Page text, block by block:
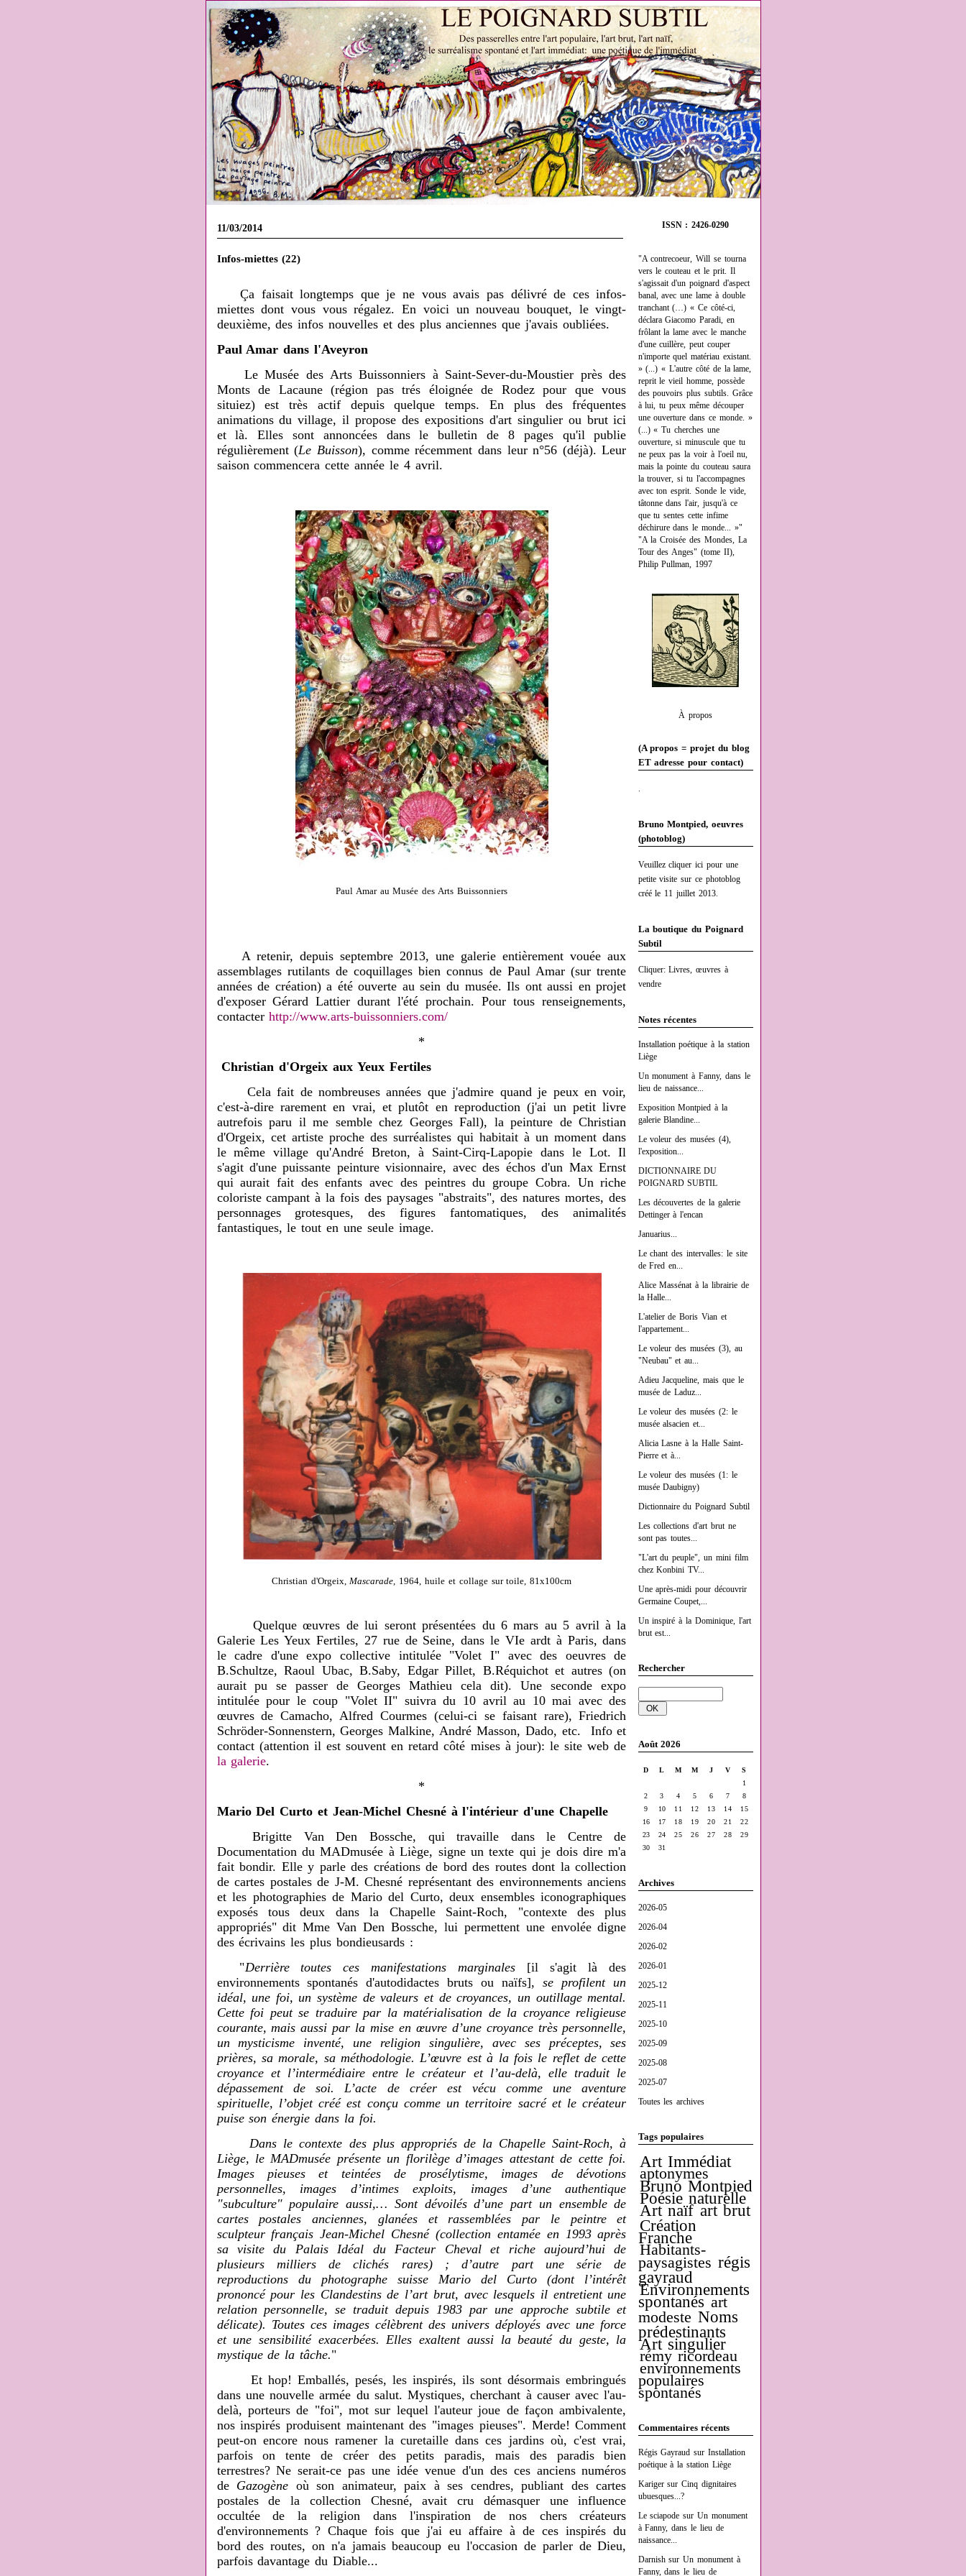
ISSN : 2426-0290
"A contrecoeur, Will se tourna
vers le couteau et le prit. Il
s'agissait d'un poignard d'aspect
banal, avec une lame à double
tranchant (…) « Ce côté-ci,
déclara Giacomo Paradi, en
frôlant la lame avec le manche
d'une cuillère, peut couper
n'importe quel matériau existant.
» (...) « L'autre côté de la lame,
reprit le vieil homme, possède
des pouvoirs plus subtils. Grâce
à lui, tu peux même découper
une ouverture dans ce monde. »
(...) « Tu cherches une
ouverture, si minuscule que tu
ne peux pas la voir à l'oeil nu,
mais la pointe du couteau saura
la trouver, si tu l'accompagnes
avec ton esprit. Sonde le vide,
tâtonne dans l'air, jusqu'à ce
que tu sentes cette infime
déchirure dans le monde... »"
"A la Croisée des Mondes, La
Tour des Anges" (tome II),
Philip Pullman, 1997
À propos
(A propos = projet du blog
ET adresse pour contact)
.
Bruno Montpied, oeuvres
(photoblog)
Veuillez cliquer ici pour une
petite visite sur ce photoblog
créé le 11 juillet 2013.
La boutique du Poignard
Subtil
Cliquer: Livres, œuvres à
vendre
Notes récentes
Installation poétique à la station
Liège
Un monument à Fanny, dans le
lieu de naissance...
Exposition Montpied à la
galerie Blandine...
Le voleur des musées (4),
l'exposition...
DICTIONNAIRE DU
POIGNARD SUBTIL
Les découvertes de la galerie
Dettinger à l'encan
Januarius...
Le chant des intervalles: le site
de Fred en...
Alice Massénat à la librairie de
la Halle...
L'atelier de Boris Vian et
l'appartement...
Le voleur des musées (3), au
"Neubau" et au...
Adieu Jacqueline, mais que le
musée de Laduz...
Le voleur des musées (2: le
musée alsacien et...
Alicia Lasne à la Halle Saint-
Pierre et à...
Le voleur des musées (1: le
musée Daubigny)
Dictionnaire du Poignard Subtil
Les collections d'art brut ne
sont pas toutes...
"L'art du peuple", un mini film
chez Konbini TV...
Une après-midi pour découvrir
Germaine Coupet,...
Un inspiré à la Dominique, l'art
brut est...
Rechercher
Août 2026
D L M M J V
S
1
2
3 4 5 6 7
8
9
10 11 12 13 14
15
16
17 18 19 20 21
22
23
24 25 26 27 28
29
30
31
Archives
2026-05
2026-04
2026-02
2026-01
2025-12
2025-11
2025-10
2025-09
2025-08
2025-07
Toutes les archives
Tags populaires
Art Immédiat
aptonymes
Bruno Montpied
Poésie naturelle
Art naïf art brut
Création
Franche
Habitants-
paysagistes régis
gayraud
Environnements
spontanés art
modeste Noms
prédestinants
Art singulier
rémy ricordeau
environnements
populaires
spontanés
Commentaires récents
Régis Gayraud surInstallation
poétique à la station Liège
KarigersurCinq dignitaires
ubuesques...?
Le sciapode surUn monument
à Fanny, dans le lieu de
naissance...
DarnishsurUn monument à
Fanny, dans le lieu de
11/03/2014
Infos-miettes (22)
Ça faisait longtemps que je ne vous avais pas délivré de ces infos-
miettes dont vous vous régalez. En voici un nouveau bouquet, le vingt-
deuxième, des infos nouvelles et des plus anciennes que j'avais oubliées.
Paul Amar dans l'Aveyron
Le Musée des Arts Buissonniers à Saint-Sever-du-Moustier près des
Monts de Lacaune (région pas trés éloignée de Rodez pour que vous
situiez) est très actif depuis quelque temps. En plus des fréquentes
animations du village, il propose des expositions d'art singulier ou brut ici
et là. Elles sont annoncées dans le bulletin de 8 pages qu'il publie
régulièrement (Le Buisson), comme récemment dans leur n°56 (déjà). Leur
saison commencera cette année le 4 avril.
Paul Amar au Musée des Arts Buissonniers
A retenir, depuis septembre 2013, une galerie entièrement vouée aux
assemblages rutilants de coquillages bien connus de Paul Amar (sur trente
années de création) a été ouverte au sein du musée. Ils ont aussi en projet
d'exposer Gérard Lattier durant l'été prochain. Pour tous renseignements,
contacterhttp://www.arts-buissonniers.com/
*
Christian d'Orgeix aux Yeux Fertiles
Cela fait de nombreuses années que j'admire quand je peux en voir,
c'est-à-dire rarement en vrai, et plutôt en reproduction (j'ai un petit livre
autrefois paru il me semble chez Georges Fall), la peinture de Christian
d'Orgeix, cet artiste proche des surréalistes qui habitait à un moment dans
le même village qu'André Breton, à Saint-Cirq-Lapopie dans le Lot. Il
s'agit d'une puissante peinture visionnaire, avec des échos d'un Max Ernst
qui aurait fait des enfants avec des peintres du groupe Cobra. Un riche
coloriste campant à la fois des paysages "abstraits", des natures mortes, des
personnages grotesques, des figures fantomatiques, des animalités
fantastiques, le tout en une seule image.
Christian d'Orgeix,Mascarade, 1964, huile et collage sur toile, 81x100cm
Quelque œuvres de lui seront présentées du 6 mars au 5 avril à la
Galerie Les Yeux Fertiles, 27 rue de Seine, dans le VIe ardt à Paris, dans
le cadre d'une expo collective intitulée "Volet I" avec des oeuvres de
B.Schultze, Raoul Ubac, B.Saby, Edgar Pillet, B.Réquichot et autres (on
aurait pu se passer de Georges Mathieu cela dit). Une seconde expo
intitulée pour le coup "Volet II" suivra du 10 avril au 10 mai avec des
œuvres de Camacho, Alfred Courmes (celui-ci se faisant rare), Friedrich
Schröder-Sonnenstern, Georges Malkine, André Masson, Dado, etc. Info et
contact (attention il est souvent en retard côté mises à jour): le site web de
la galerie.
*
Mario Del Curto et Jean-Michel Chesné à l'intérieur d'une Chapelle
Brigitte Van Den Bossche, qui travaille dans le Centre de
Documentation du MADmusée à Liège, signe un texte qui je dois dire m'a
fait bondir. Elle y parle des créations de bord des routes dont la collection
de cartes postales de J-M. Chesné représentant des environnements anciens
et les photographies de Mario del Curto, deux ensembles iconographiques
exposés tous deux dans la Chapelle Saint-Roch, "contexte des plus
appropriés" dit Mme Van Den Bossche, lui permettent une envolée digne
des écrivains les plus bondieusards :
"Derrière toutes ces manifestations marginales [il s'agit là des
environnements spontanés d'autodidactes bruts ou naïfs], se profilent un
idéal, une foi, un système de valeurs et de croyances, un outillage mental.
Cette foi peut se traduire par la matérialisation de la croyance religieuse
courante, mais aussi par la mise en œuvre d’une croyance très personnelle,
un mysticisme inventé, une religion singulière, avec ses préceptes, ses
prières, sa morale, sa méthodologie. L’œuvre est à la fois le reflet de cette
croyance et l’intermédiaire entre le créateur et l’au-delà, elle traduit le
dépassement de soi. L’acte de créer est vécu comme une aventure
spirituelle, l’objet créé est conçu comme un territoire sacré et le créateur
puise son énergie dans la foi.
Dans le contexte des plus appropriés de la Chapelle Saint-Roch, à
Liège, le MADmusée présente un florilège d’images attestant de cette foi.
Images pieuses et teintées de prosélytisme, images de dévotions
personnelles, images d’intimes exploits, images d’une authentique
"subculture" populaire aussi,… Sont dévoilés d’une part un ensemble de
cartes postales anciennes, glanées et rassemblées par le peintre et
sculpteur français Jean-Michel Chesné (collection entamée en 1993 après
sa visite du Palais Idéal du Facteur Cheval et riche aujourd’hui de
plusieurs milliers de clichés rares) ; d’autre part une série de
reproductions du photographe suisse Mario del Curto (dont l’intérêt
prononcé pour les Clandestins de l’art brut, avec lesquels il entretient une
relation personnelle, se traduit depuis 1983 par une approche subtile et
délicate). Toutes ces images célèbrent des univers déployés avec une force
et une sensibilité exacerbées. Elles exaltent aussi la beauté du geste, la
mystique de la tâche."
Et hop! Emballés, pesés, les inspirés, ils sont désormais embringués
dans une nouvelle armée du salut. Mystiques, cherchant à causer avec l'au-
delà, porteurs de "foi", mot sur lequel l'auteur joue de façon ambivalente,
nos inspirés produisent maintenant des "images pieuses". Merde! Comment
peut-on encore nous ramener la curetaille dans ces jardins où, c'est vrai,
parfois on tente de créer des petits paradis, mais des paradis bien
terrestres? Ne serait-ce pas une idée venue d'un des ces anciens numéros
de Gazogène où son animateur, paix à ses cendres, publiant des cartes
postales de la collection Chesné, avait cru démasquer une influence
occultée de la religion dans l'inspiration de nos chers créateurs
d'environnements ? Chaque fois que j'ai eu affaire à de ces inspirés du
bord des routes, on n'a jamais beaucoup eu l'occasion de parler de Dieu,
parfois davantage du Diable...